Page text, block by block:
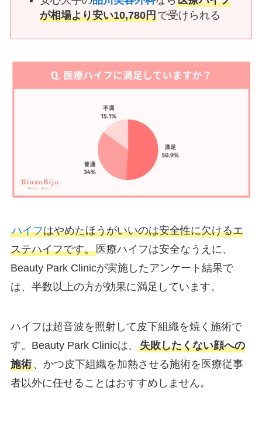
が相場より安い10,780円で受けられる
ハイフはやめたほうがいいのは安全性に欠けるエ
ステハイフです。医療ハイフは安全なうえに、
Beauty Park Clinicが実施したアンケート結果で
は、半数以上の方が効果に満足しています。
ハイフは超音波を照射して皮下組織を焼く施術で
す。Beauty Park Clinicは、 失敗したくない顔への
施術、かつ皮下組織を加熱させる施術を医療従事
者以外に任せることはおすすめしません。